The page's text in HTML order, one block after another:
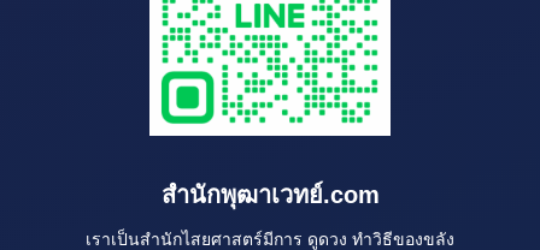
สำนักพุฒาเวทย์.com
เราเป็นสำนักไสยศาสตร์มีการ ดูดวง ทำวิธีของขลัง